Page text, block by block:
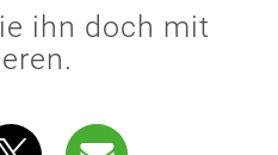
ihn doch mit